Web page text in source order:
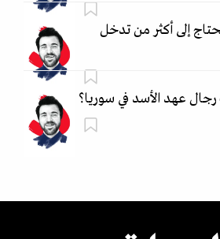
إلى أكثر من تدخل
عهد الأسد في سوريا؟